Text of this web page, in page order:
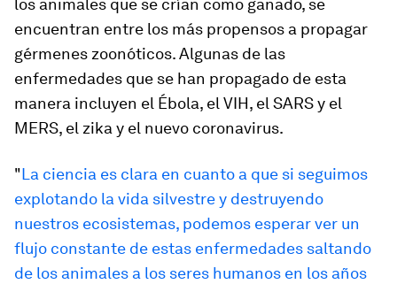
los animales que se crían como ganado, se
encuentran entre los más propensos a propagar
gérmenes zoonóticos. Algunas de las
enfermedades que se han propagado de esta
manera incluyen el Ébola, el VIH, el SARS y el
MERS, el zika y el nuevo coronavirus.
"La ciencia es clara en cuanto a que si seguimos
explotando la vida silvestre y destruyendo
nuestros ecosistemas, podemos esperar ver un
flujo constante de estas enfermedades saltando
de los animales a los seres humanos en los años